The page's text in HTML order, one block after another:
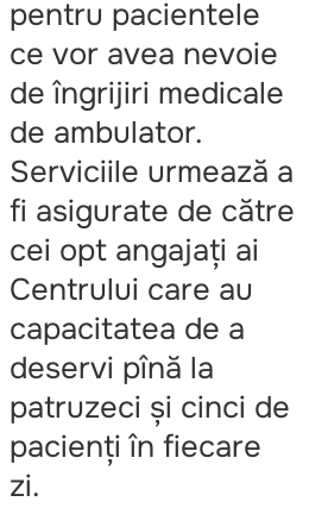
pentru pacientele
ce vor avea nevoie
de îngrijiri medicale
de ambulator.
Serviciile urmează a
fi asigurate de către
cei opt angajați ai
Centrului care au
capacitatea de a
deservi pînă la
patruzeci și cinci de
pacienți în fiecare
zi.